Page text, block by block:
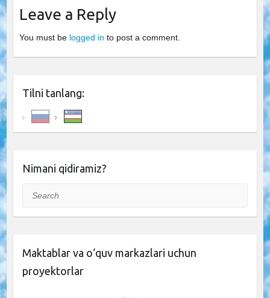
Leave a Reply
You must be logged in to post a comment.
Tilni tanlang:
Nimani qidiramiz?
Search
Maktablar va o‘quv markazlari uchun
proyektorlar